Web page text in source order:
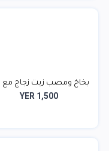
بخاخ ومصب زيت زجاج مع
YER 1,500